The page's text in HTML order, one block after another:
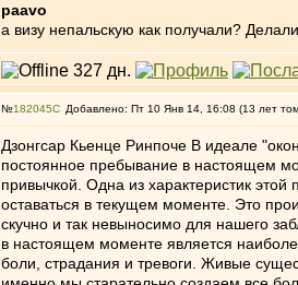
paavo
а визу непальскую как получали?
№182045 Добавлено: Пт 10 Янв 14, 16:08 (13 лет
Дзонгсар Кьенце Ринпоче В идеале
постоянное пребывание в настоящем
привычкой. Одна из характеристик
оставаться в текущем моменте. Это
скучно и так невыносимо для нашего
в настоящем моменте является
боли, страдания и тревоги. Живые